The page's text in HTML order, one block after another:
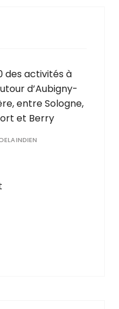
des activités à
d’Aubigny-
entre Sologne,
et Berry